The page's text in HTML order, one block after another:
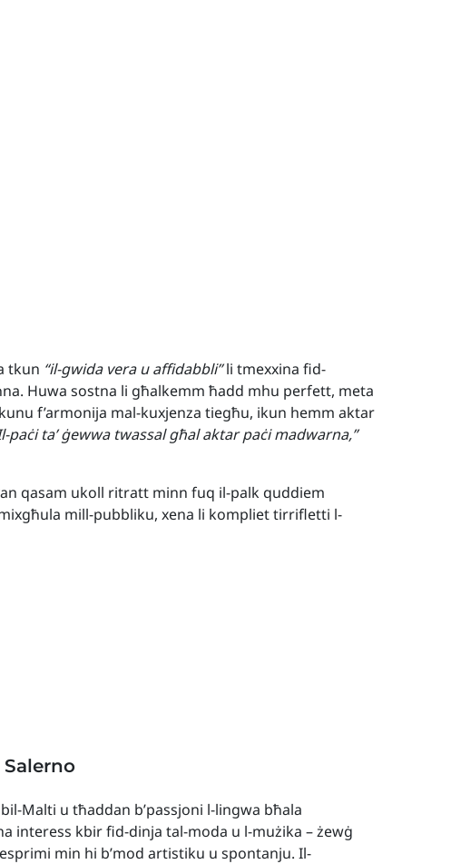
tkun “il-gwida vera u affidabbli”li tmexxina fid-
Huwa sostna li għalkemm ħadd mhu perfett, meta
f’armonija mal-kuxjenza tiegħu, ikun hemm aktar
paċi ta’ ġewwa twassal għal aktar paċi madwarna,”
qasam ukoll ritratt minn fuq il-palk quddiem
mill-pubbliku, xena li kompliet tirrifletti l-
Malti u tħaddan b’passjoni l-lingwa bħala
interess kbir fid-dinja tal-moda u l-mużika – żewġ
min hi b’mod artistiku u spontanju. Il-